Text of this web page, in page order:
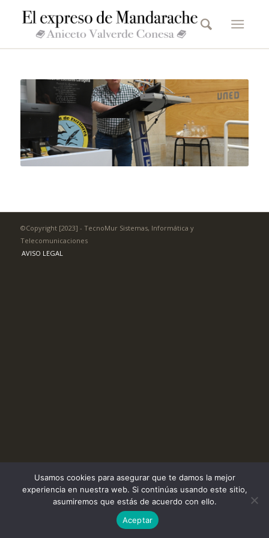
©Copyright [2023] - TecnoMur Sistemas, Informática y
Telecomunicaciones
AVISO LEGAL
Usamos cookies para asegurar que te damos la mejor
experiencia en nuestra web. Si continúas usando este sitio,
asumiremos que estás de acuerdo con ello.
Aceptar